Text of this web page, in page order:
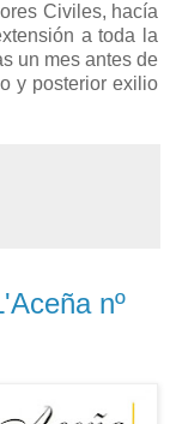
Civiles, hacía
a toda la
un mes antes de
y posterior exilio
nº